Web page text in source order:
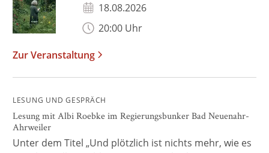
18.08.2026
20:00 Uhr
Zur Veranstaltung
LESUNG UND GESPRÄCH
Lesung mit Albi Roebke im Regierungsbunker Bad Neuenahr-
Ahrweiler
Unter dem Titel „Und plötzlich ist nichts mehr, wie es